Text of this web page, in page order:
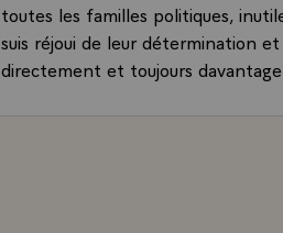
toutes les familles politiques,
suis réjoui de leur détermination
directement et toujours
- En moins d'un an, cette mission,
réticences, a accéléré les